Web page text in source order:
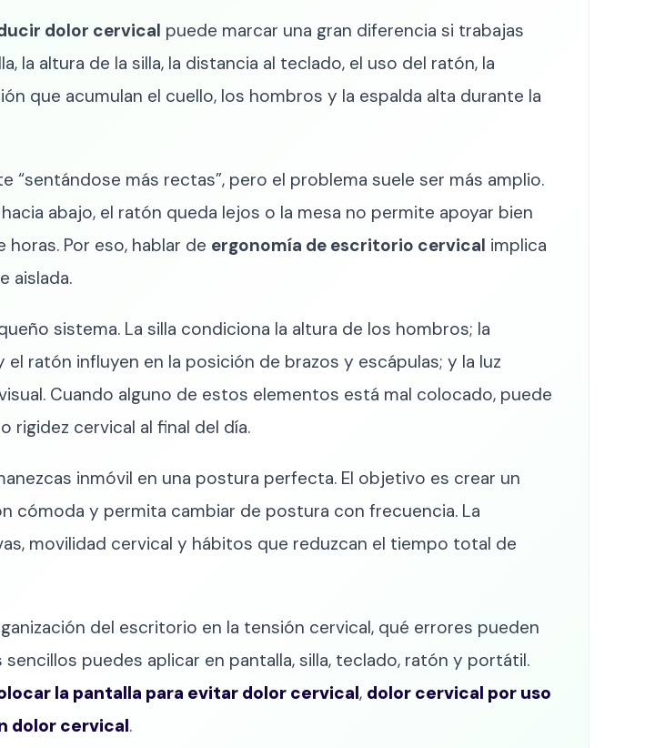
dolor cervical puede marcar una gran diferencia si trabajas
la altura de la silla, la distancia al teclado, el uso del ratón, la
que acumulan el cuello, los hombros y la espalda alta durante la
más rectas”, pero el problema suele ser más amplio.
abajo, el ratón queda lejos o la mesa no permite apoyar bien
Por eso, hablar de ergonomía de escritorio cervical implica
aislada.
sistema. La silla condiciona la altura de los hombros; la
ratón influyen en la posición de brazos y escápulas; y la luz
Cuando alguno de estos elementos está mal colocado, puede
o rigidez cervical al final del día.
inmóvil en una postura perfecta. El objetivo es crear un
cómoda y permita cambiar de postura con frecuencia. La
movilidad cervical y hábitos que reduzcan el tiempo total de
del escritorio en la tensión cervical, qué errores pueden
puedes aplicar en pantalla, silla, teclado, ratón y portátil.
la pantalla para evitar dolor cervical, dolor cervical por uso
dolor cervical.